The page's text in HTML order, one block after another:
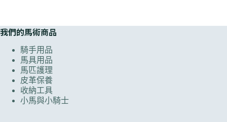
我們的馬術商品
騎手用品
馬具用品
馬匹護理
皮革保養
收納工具
小馬與小騎士